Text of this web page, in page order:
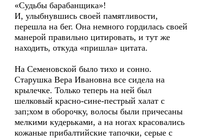
«Судьбы барабанщика»!
И, улыбнувшись своей памятливости,
перешла на бег. Она немного гордилась своей
манерой правильно цитировать, и тут же
находить, откуда «пришла» цитата.
На Семеновской было тихо и сонно.
Старушка Вера Ивановна все сидела на
крылечке. Только теперь на ней был
шелковый красно-сине-пестрый халат с
зап;хом в оборочку, волосы были причесаны
мелкими кудерьками, а на ногах красовались
кожаные прибалтийские тапочки, серые с